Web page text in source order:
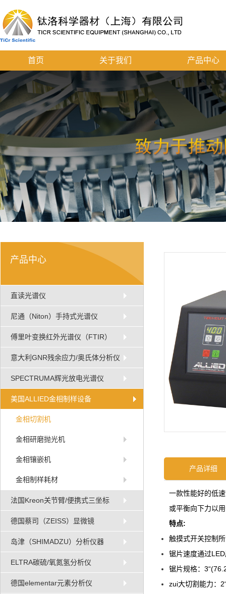
首页 关于我们 产品中心
产品中心
直读光谱仪
尼通（Niton）手持式光谱仪
傅里叶变换红外光谱仪（FTIR）
意大利GNR残余应力/奥氏体分析仪
SPECTRUMA辉光放电光谱仪
美国ALLIED金相制样设备
金相切割机
金相研磨抛光机
金相镶嵌机
金相制样耗材
法国Kreon关节臂/便携式三坐标
德国蔡司（ZEISS）显微镜
岛津（SHIMADZU）分析仪器
ELTRA碳硫/氧氮氢分析仪
德国elementar元素分析仪
产品详细
一款性能好的低
或平衡向下力以
特点:
触摸式开关控
锯片速度通过
锯片规格：
zui大切割能力：